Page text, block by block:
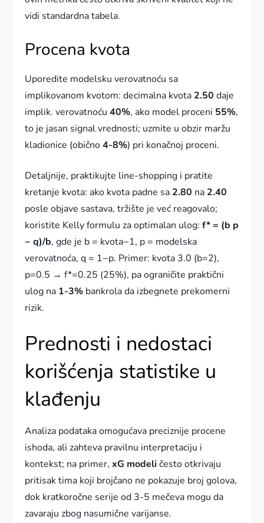
vidi standardna tabela.
Procena kvota
Uporedite modelsku verovatnoću sa
implikovanom kvotom: decimalna kvota 2.50 daje
implik. verovatnoću40%, ako model proceni 55%,
to je jasan signal vrednosti; uzmite u obzir maržu
kladionice (obično4-8%) pri konačnoj proceni.
Detaljnije, praktikujte line-shopping i pratite
kretanje kvota: ako kvota padne sa 2.80 na 2.40
posle objave sastava, tržište je već reagovalo;
koristite Kelly formulu za optimalan ulog:f* = (b p
− q)/b, gde je b = kvota−1, p = modelska
verovatnoća, q = 1−p. Primer: kvota 3.0 (b=2),
p=0.5 → f*=0.25 (25%), pa ograničite praktični
ulog na 1-3% bankrola da izbegnete prekomerni
rizik.
Prednosti i nedostaci
korišćenja statistike u
klađenju
Analiza podataka omogućava preciznije procene
ishoda, ali zahteva pravilnu interpretaciju i
kontekst; na primer,xG modeličesto otkrivaju
pritisak tima koji brojčano ne pokazuje broj golova,
dok kratkoročne serije od 3-5 mečeva mogu da
zavaraju zbog nasumične varijanse.